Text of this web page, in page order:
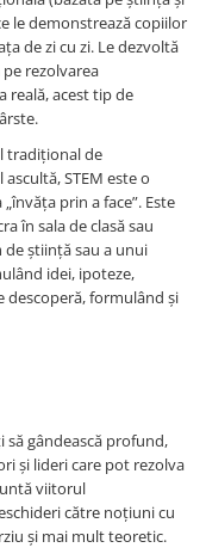
le demonstrează copiilor
de zi cu zi. Le dezvoltă
rezolvarea
reală, acest tip de
tradițional de
STEM este o
prin a face”. Este
în sala de clasă sau
știință sau a unui
idei, ipoteze,
descoperă, formulând și
gândească profund,
și lideri care pot rezolva
viitorul
către noțiuni cu
și mai mult teoretic.